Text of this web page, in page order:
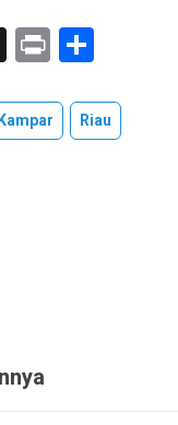
X Pr
in
t ar
e
Riau